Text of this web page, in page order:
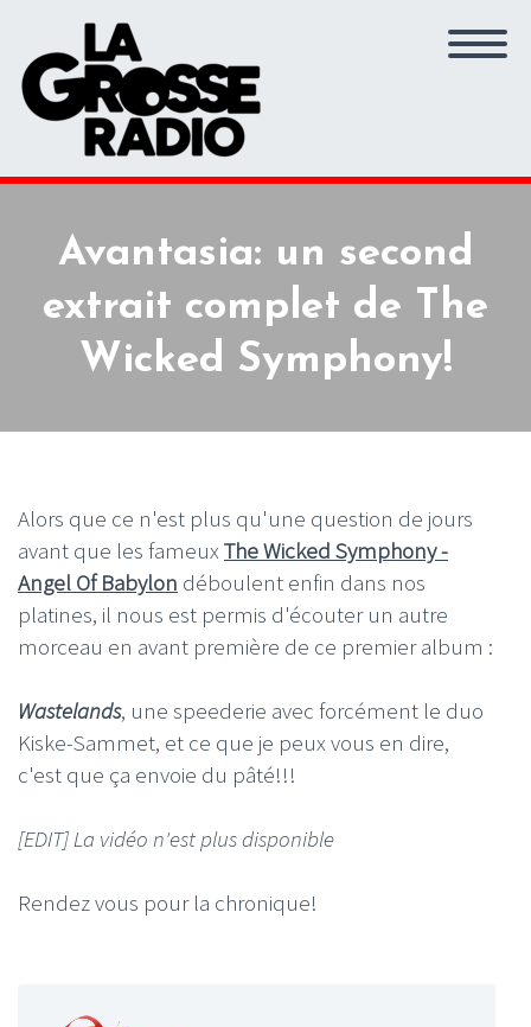
Avantasia: un second
extrait complet de The
Wicked Symphony!
Alors que ce n'est plus qu'une question de jours
avant que les fameuxThe Wicked Symphony -
Angel Of Babylon déboulent enfin dans nos
platines, il nous est permis d'écouter un autre
morceau en avant première de ce premier album :
Wastelands, une speederie avec forcément le duo
Kiske-Sammet, et ce que je peux vous en dire,
c'est que ça envoie du pâté!!!
[EDIT] La vidéo n'est plus disponible
Rendez vous pour la chronique!